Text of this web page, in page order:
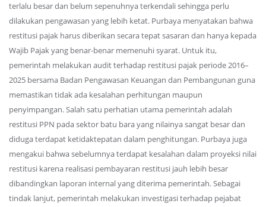
terlalu besar dan belum sepenuhnya terkendali sehingga perlu
dilakukan pengawasan yang lebih ketat. Purbaya menyatakan bahwa
restitusi pajak harus diberikan secara tepat sasaran dan hanya kepada
Wajib Pajak yang benar-benar memenuhi syarat. Untuk itu,
pemerintah melakukan audit terhadap restitusi pajak periode 2016–
2025 bersama Badan Pengawasan Keuangan dan Pembangunan guna
memastikan tidak ada kesalahan perhitungan maupun
penyimpangan. Salah satu perhatian utama pemerintah adalah
restitusi PPN pada sektor batu bara yang nilainya sangat besar dan
diduga terdapat ketidaktepatan dalam penghitungan. Purbaya juga
mengakui bahwa sebelumnya terdapat kesalahan dalam proyeksi nilai
restitusi karena realisasi pembayaran restitusi jauh lebih besar
dibandingkan laporan internal yang diterima pemerintah. Sebagai
tindak lanjut, pemerintah melakukan investigasi terhadap pejabat